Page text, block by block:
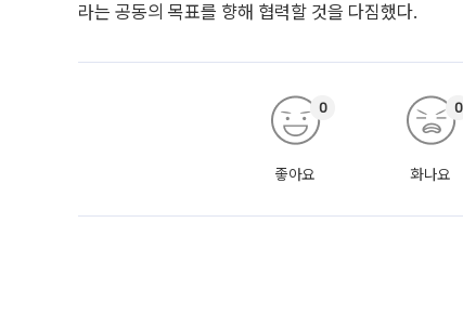
라는 공동의 목표를 향해 협력할 것을 다짐했다.
좋아요
0
화나요
0